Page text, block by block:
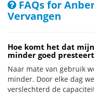
FAQs for
Vervangen
Hoe komt het dat
minder goed
Naar mate van gebruik
minder. Door elke dag
verslechterd de